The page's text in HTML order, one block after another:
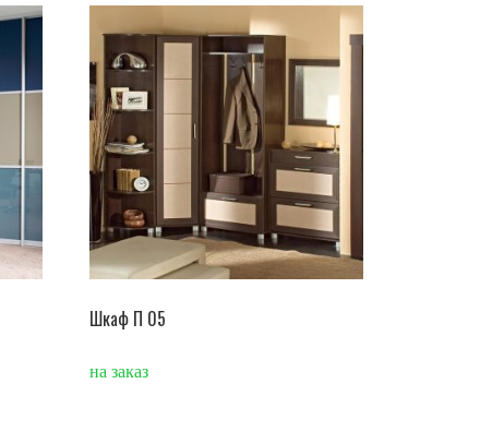
Шкаф П 05
на заказ